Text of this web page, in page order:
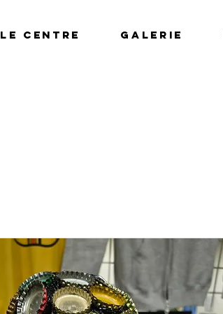
LE CENTRE GALERIE